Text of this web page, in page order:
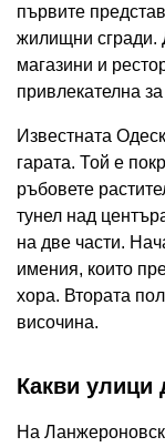
първите
жилищни сгради.
магазини и
привлекателна
Известната
гарата. Той е
ръбовете
тунел над
на две части.
имения, които
хора. Втората
височина.
Какви улици
На